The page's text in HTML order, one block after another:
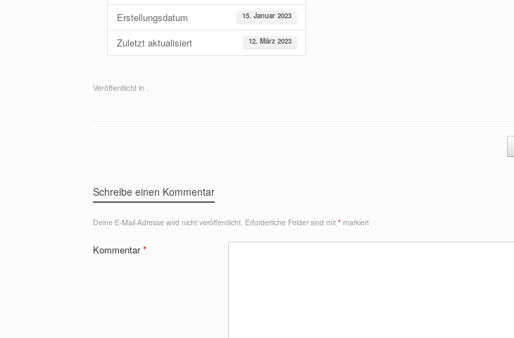
Erstellungsdatum 15. Januar 2023
Zuletzt aktualisiert 12. März 2023
Veröffentlicht in .
Schreibe einen Kommentar
Deine E-Mail-Adresse wird nicht veröffentlicht. Erforderliche Felder sind mit * markiert
Kommentar*